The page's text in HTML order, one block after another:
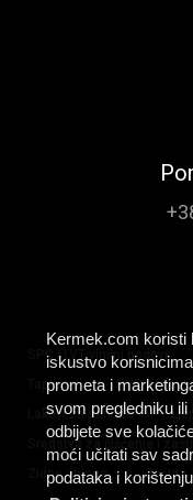
Kermek.com koristi
iskustvo
prometa i
svom pregledniku
odbijete sve
moći učitati sav
podataka i
SPC I LVT vinilni podovi
Tapisoni / PVC podovi
Lakovi za parkete /
Sredstva za čišćenje i
Zidne obloge / Zaštita